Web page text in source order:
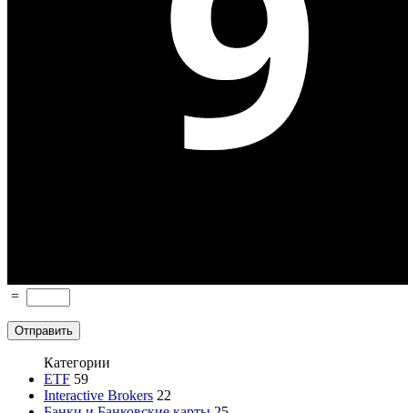
=
Категории
ETF 59
Interactive Brokers 22